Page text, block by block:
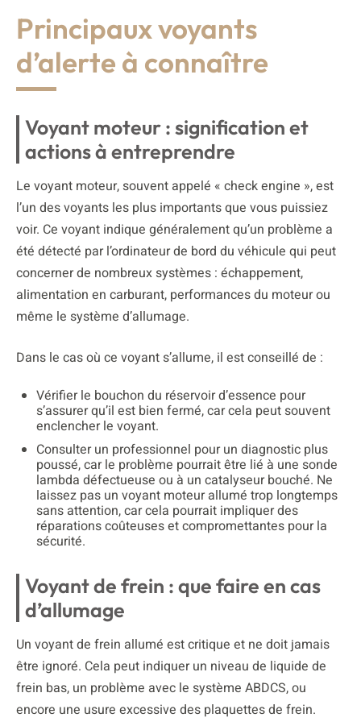
Principaux voyants
d’alerte à connaître
Voyant moteur : signification et
actions à entreprendre
Le voyant moteur, souvent appelé « check engine », est
l’un des voyants les plus importants que vous puissiez
voir. Ce voyant indique généralement qu’un problème a
été détecté par l’ordinateur de bord du véhicule qui peut
concerner de nombreux systèmes : échappement,
alimentation en carburant, performances du moteur ou
même le système d’allumage.
Dans le cas où ce voyant s’allume, il est conseillé de :
Vérifier le bouchon du réservoir d’essence pour
s’assurer qu’il est bien fermé, car cela peut souvent
enclencher le voyant.
Consulter un professionnel pour un diagnostic plus
poussé, car le problème pourrait être lié à une sonde
lambda défectueuse ou à un catalyseur bouché. Ne
laissez pas un voyant moteur allumé trop longtemps
sans attention, car cela pourrait impliquer des
réparations coûteuses et compromettantes pour la
sécurité.
Voyant de frein : que faire en cas
d’allumage
Un voyant de frein allumé est critique et ne doit jamais
être ignoré. Cela peut indiquer un niveau de liquide de
frein bas, un problème avec le système ABDCS, ou
encore une usure excessive des plaquettes de frein.